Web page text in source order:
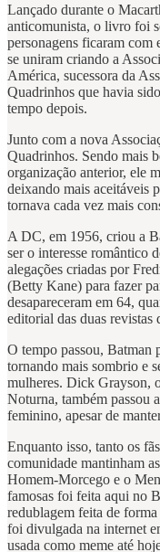
Lançado durante o
anticomunista, o livro foi
personagens ficaram com
se uniram criando a
América, sucessora da
Quadrinhos que havia
tempo depois.
Junto com a nova
Quadrinhos. Sendo mais
organização anterior, ele
deixando mais aceitáveis
tornava cada vez mais
A DC, em 1956, criou a
ser o interesse romântico
alegações criadas por
(Betty Kane) para fazer
desapareceram em 64,
editorial das duas revistas
O tempo passou, Batman
tornando mais sombrio e
mulheres. Dick Grayson,
Noturna, também passou
feminino, apesar de
Enquanto isso, tanto os
comunidade mantinham
Homem-Morcego e o
famosas foi feita aqui no
redublagem feita de
foi divulgada na internet
usada como meme até